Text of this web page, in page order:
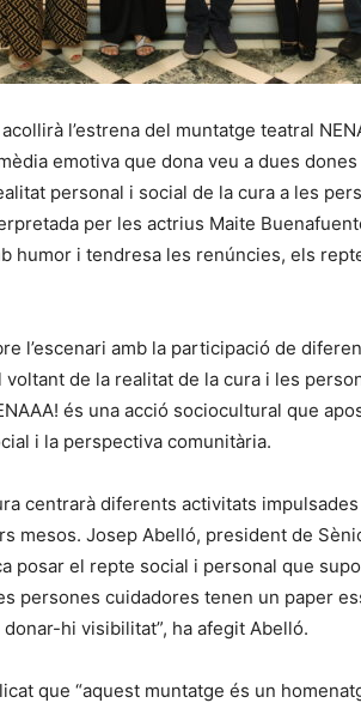
l’estrena del muntatge teatral
emotiva que dona veu a dues
personal i social de la cura a les
per les actrius Maite
humor i tendresa les renúncies, els
l’escenari amb la participació de
de la realitat de la cura i les
és una acció sociocultural que
i la perspectiva comunitària.
centrarà diferents activitats
mesos. Josep Abelló, president de
posar el repte social i personal que
persones cuidadores tenen un paper
hi visibilitat”, ha afegit Abelló.
que “aquest muntatge és un